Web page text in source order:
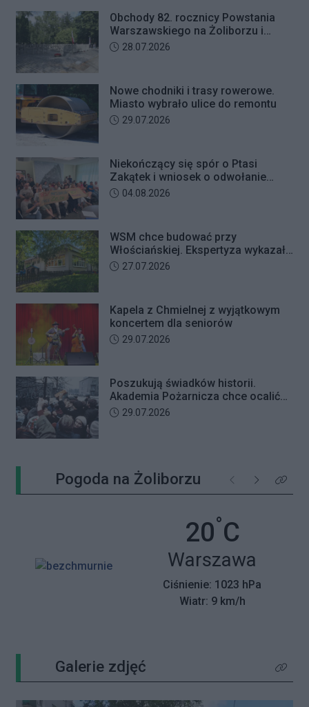
przyszedł odebrać przygotowane
przez seniorkę 23 tysiące złotych.
Mężczyzna usłyszał zarzut
Obchody 82. rocznicy Powstania
Warszawskiego na Żoliborzu i
Bielanach
Data dodania artykułu:
28.07.2026
Nowe chodniki i trasy rowerowe.
Miasto wybrało ulice do remontu
Data dodania artykułu:
29.07.2026
Niekończący się spór o Ptasi
Zakątek i wniosek o odwołanie
przewodniczącego Rady Dzielnicy
Data dodania artykułu:
04.08.2026
WSM chce budować przy
Włościańskiej. Ekspertyza wykazała
problemy z gruntem pod
Data dodania artykułu:
27.07.2026
Kapela z Chmielnej z wyjątkowym
koncertem dla seniorów
Data dodania artykułu:
29.07.2026
Poszukują świadków historii.
Akademia Pożarnicza chce ocalić
wspomnienia z pamiętnego strajku
Data dodania artykułu:
29.07.2026
Pogoda na Żoliborzu Poprzednie
NastępneKliknij
20°C
Miasto:
Warszawa
Ciśnienie: 1023 hPa
Wiatr: 9 km/h
Galerie zdjęć Kliknij